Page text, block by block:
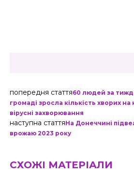
попередня стаття60 людей за
громаді зросла кількість хворих на
вірусні захворювання
наступна статтяНа Донеччині
врожаю 2023 року
СХОЖІ МАТЕРІАЛИ